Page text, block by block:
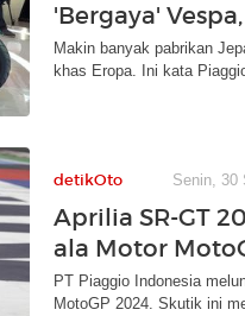
'Bergaya'
Makin banyak pabrikan
khas Eropa. Ini kata
detikOto Senin, 30
Aprilia SR-GT
ala Motor
PT Piaggio Indonesia
MotoGP 2024. Skutik ini